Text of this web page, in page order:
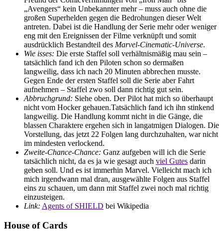
„Avengers“ kein Unbekannter mehr – muss auch ohne die
großen Superhelden gegen die Bedrohungen dieser Welt
antreten. Dabei ist die Handlung der Serie mehr oder weniger
eng mit den Ereignissen der Filme verknüpft und somit
ausdrücklich Bestandteil des Marvel-Cinematic-Universe.
Wie isses: Die erste Staffel soll verhältnismäßig mau sein –
tatsächlich fand ich den Piloten schon so dermaßen
langweilig, dass ich nach 20 Minuten abbrechen musste.
Gegen Ende der ersten Staffel soll die Serie aber Fahrt
aufnehmen – Staffel zwo soll dann richtig gut sein.
Abbruchgrund: Siehe oben. Der Pilot hat mich so überhaupt
nicht vom Hocker gehauen.Tatsächlich fand ich ihn stinkend
langweilig. Die Handlung kommt nicht in die Gänge, die
blassen Charaktere ergehen sich in langatmigen Dialogen. Die
Vorstellung, das jetzt 22 Folgen lang durchzuhalten, war nicht
im mindesten verlockend.
Zweite-Chance-Chance: Ganz aufgeben will ich die Serie
tatsächlich nicht, da es ja wie gesagt auch viel Gutes darin
geben soll. Und es ist immerhin Marvel. Vielleicht mach ich
mich irgendwann mal dran, ausgewählte Folgen aus Staffel
eins zu schauen, um dann mit Staffel zwei noch mal richtig
einzusteigen.
Link: Agents of SHIELD bei Wikipedia
House of Cards